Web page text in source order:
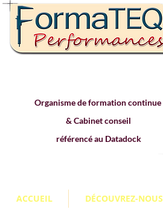
Organisme de formation continue
& Cabinet conseil
référencé au Datadock
ACCUEIL DÉCOUVREZ-NOUS